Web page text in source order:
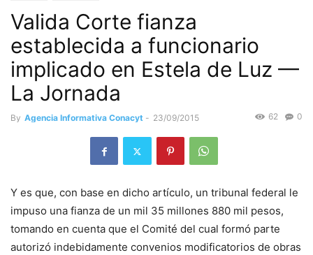
Valida Corte fianza
establecida a funcionario
implicado en Estela de Luz —
La Jornada
By Agencia Informativa Conacyt - 23/09/2015 0
62
Y es que, con base en dicho artículo, un tribunal federal le
impuso una fianza de un mil 35 millones 880 mil pesos,
tomando en cuenta que el Comité del cual formó parte
autorizó indebidamente convenios modificatorios de obras